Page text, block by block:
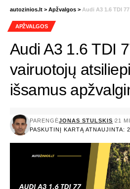
autozinios.lt > Apžvalgos > Audi A3 1.6 TDI 77 kW –
APŽVALGOS
Audi A3 1.6 TDI
vairuotojų
išsamus
PASKUTINĮ KARTĄ ATNAUJINTA:
PARENGĖJONAS STULSKIS 21